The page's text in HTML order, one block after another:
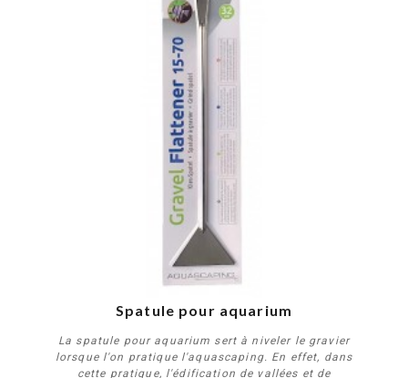
Spatule pour aquarium
La spatule pour aquarium sert à niveler le gravier
lorsque l'on pratique l'aquascaping. En effet, dans
cette pratique, l'édification de vallées et de